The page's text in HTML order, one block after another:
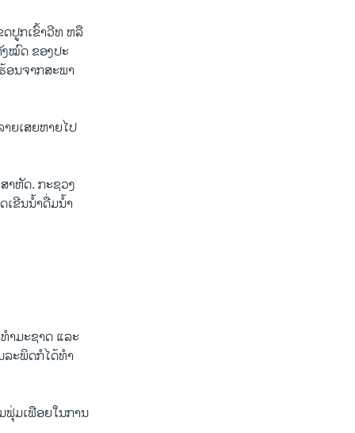
ດ​ປູກ​ເຂົ້າວີ​ທ ຫລື​
ງ​ໝົດ ຂອງ​ປະ​
ອນ​ຈາ​ກສະພາ
ຍ​ເສຍ​ຫາຍໄປ​
າຫັດ. ກະຊວງ​
ເຂີນ​ນໍ້າ​ດື່ມ​ນໍ້າ​
າ​ມະ​ຊາດ ​ແລະ​
ະ​ພິດ​ກໍ​ໄດ້​ທໍາ
ຟຸ່ມ​ເຟືອຍ​ໃນ​ການ​